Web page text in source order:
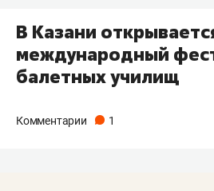
В Казани
международный
балетных училищ
Комментарии 1